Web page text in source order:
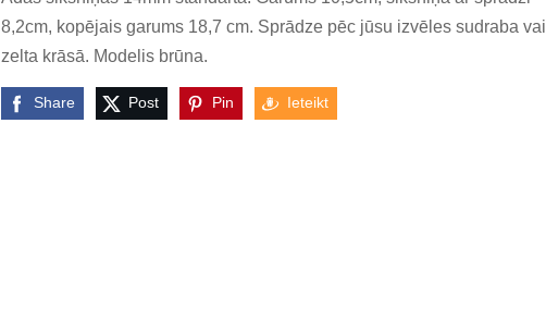
8,2cm, kopējais garums 18,7 cm. Sprādze pēc jūsu izvēles sudraba vai
zelta krāsā. Modelis brūna.
Share Post Pin Ieteikt